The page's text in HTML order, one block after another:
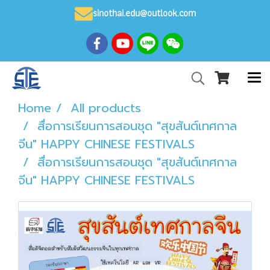
sinothai.edu@outlook.com
Home
All products
สื่อการเรียนการสอนชุด "สุขสันต์เทศกาล
จีน" HAPPY CHINESE FESTIVALS
สื่อการเรียนการสอนชุด "สุขสันต์เทศกาล
จีน" HAPPY CHINESE FESTIVALS